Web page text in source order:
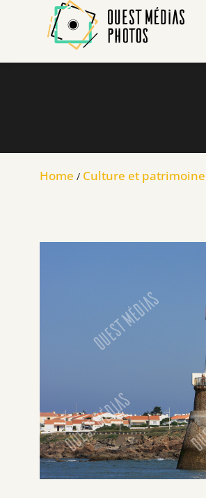
Home / Culture et patrimoine